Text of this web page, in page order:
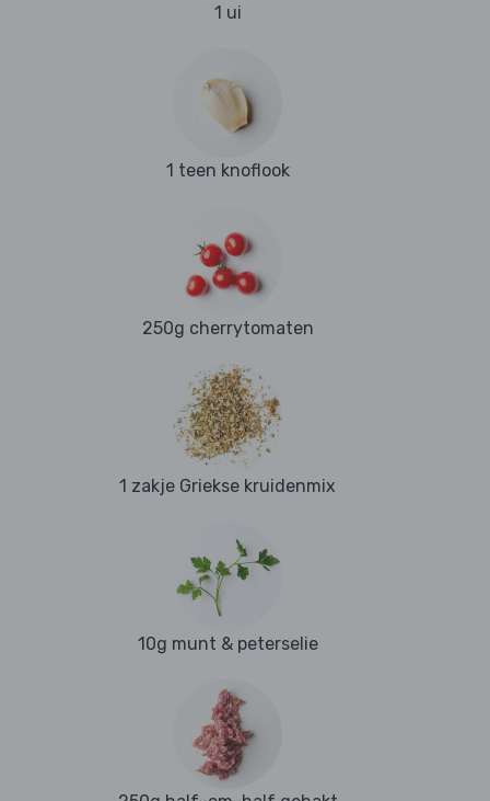
1 ui
1 teen knoflook
250g cherrytomaten
1 zakje Griekse kruidenmix
10g munt & peterselie